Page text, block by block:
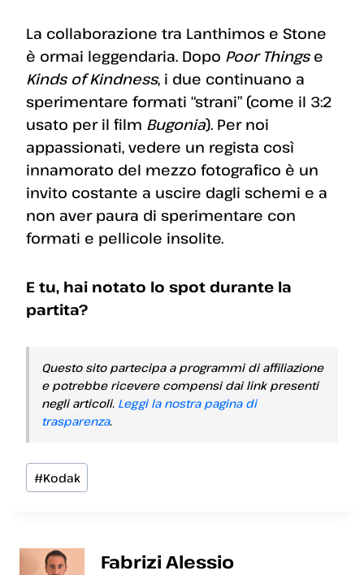
La collaborazione tra Lanthimos e Stone
è ormai leggendaria. Dopo Poor Thingse
Kinds of Kindness, i due continuano a
sperimentare formati “strani” (come il 3:2
usato per il film Bugonia). Per noi
appassionati, vedere un regista così
innamorato del mezzo fotografico è un
invito costante a uscire dagli schemi e a
non aver paura di sperimentare con
formati e pellicole insolite.
E tu, hai notato lo spot durante la
partita?
Questo sito partecipa a programmi di affiliazione
e potrebbe ricevere compensi dai link presenti
negli articoli. Leggi la nostra pagina di
trasparenza.
Tag
articolo:
#Kodak
Fabrizi Alessio